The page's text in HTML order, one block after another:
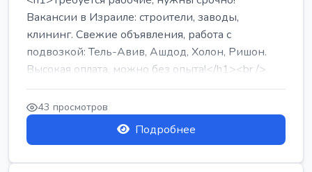
Вакансии в Израиле: строители, заводы,
клининг. Свежие объявления, работа с
подвозкой: Тель-Авив, Ашдод, Холон, Ришон.
Высокая оплата, можно без опыта!</h1><br />
...
43 просмотров
Подробнее